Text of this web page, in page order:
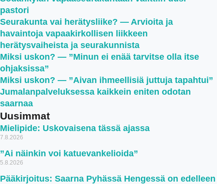
pastori
Seurakunta vai herätysliike? — Arvioita ja
havaintoja vapaakirkollisen liikkeen
herätysvaiheista ja seurakunnista
Miksi uskon? — ”Minun ei enää tarvitse olla itse
ohjaksissa”
Miksi uskon? — ”Aivan ihmeellisiä juttuja tapahtui”
Jumalanpalveluksessa kaikkein eniten odotan
saarnaa
Uusimmat
Mielipide: Uskovaisena tässä ajassa
7.8.2026
”Ai näinkin voi katuevankelioida”
5.8.2026
Pääkirjoitus: Saarna Pyhässä Hengessä on edelleen